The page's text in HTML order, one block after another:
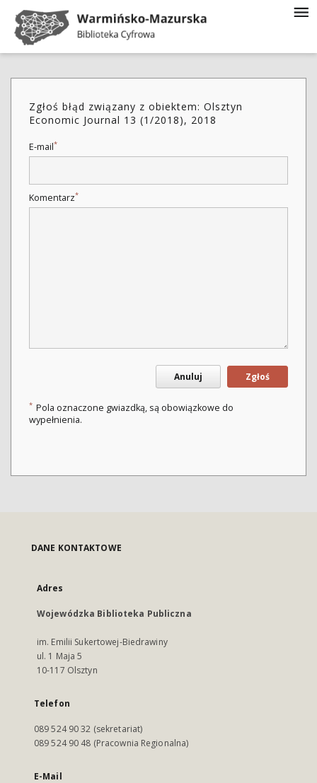
Zgłoś błąd związany z obiektem: Olsztyn
Economic Journal 13 (1/2018), 2018
E-mail*
Komentarz*
Anuluj Zgłoś
* Pola oznaczone gwiazdką, są obowiązkowe do
wypełnienia.
DANE KONTAKTOWE
Adres
Wojewódzka Biblioteka Publiczna
im. Emilii Sukertowej-Biedrawiny
ul. 1 Maja 5
10-117 Olsztyn
Telefon
089 524 90 32 (sekretariat)
089 524 90 48 (Pracownia Regionalna)
E-Mail